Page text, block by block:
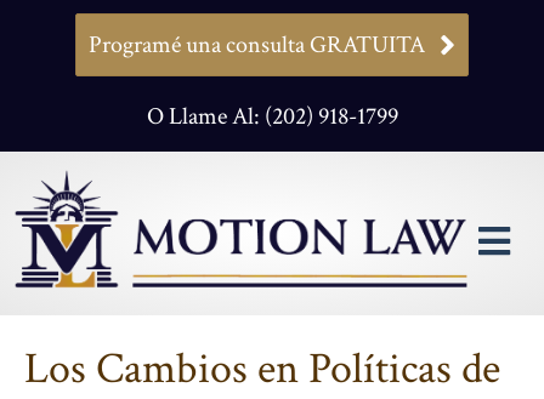
Programé una consulta GRATUITA
O Llame Al: (202) 918-1799
Los Cambios en Políticas de